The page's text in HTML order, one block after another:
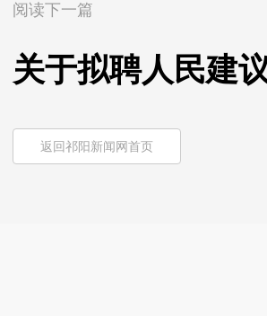
阅读下一篇
关于拟聘人民建
返回祁阳新闻网首页